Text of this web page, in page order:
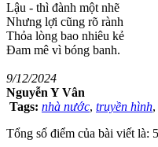
Lậu - thì đành một nhẽ
Nhưng lợi cũng rõ rành
Thỏa lòng bao nhiêu kẻ
Đam mê vì bóng banh.
9/12/2024
Nguyễn Y Vân
Tags: nhà nước, truyền hình,
Tổng số điểm của bài viết là: